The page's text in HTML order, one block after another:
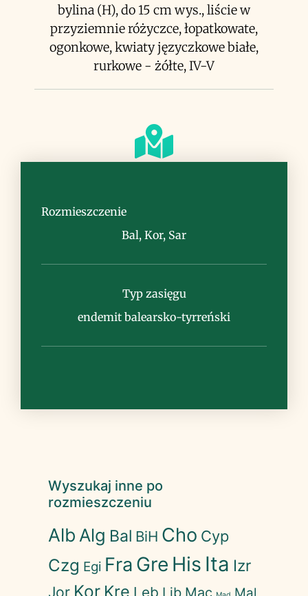
bylina (H), do 15 cm wys., liście w
przyziemnie różyczce, łopatkowate,
ogonkowe, kwiaty języczkowe białe,
rurkowe - żółte, IV-V
Uwagi
Rozmieszczenie
Bal, Kor, Sar
Typ zasięgu
endemit balearsko-tyrreński
Wyszukaj inne po
rozmieszczeniu
Alb Alg Bal BiH Cho Cyp
Czg Egi Fra Gre His Ita Izr
Jor Kor Kre Leb Lib Mac